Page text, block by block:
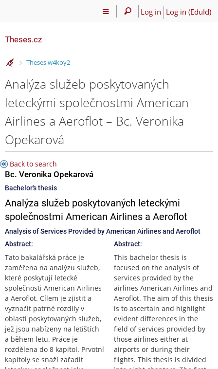
Log in Log in (EduId)
Theses.cz
>
Theses w4koy2
Analýza služeb poskytovaných
leteckými společnostmi American
Airlines a Aeroflot – Bc. Veronika
Opekarová
Back to search
Bc. Veronika Opekarová
Bachelor's thesis
Analýza služeb poskytovaných leteckými
společnostmi American Airlines a Aeroflot
Analysis of Services Provided by American Airlines and Aeroflot
Abstract:
Tato bakalářská práce je
zaměřena na analýzu služeb,
které poskytují letecké
společnosti American Airlines
a Aeroflot. Cílem je zjistit a
vyznačit patrné rozdíly v
oblasti poskytovaných služeb,
jež jsou nabízeny na letištích
a během letu. Práce je
rozdělena do 8 kapitol. Prvotní
kapitoly se snaží zařadit
Abstract:
This bachelor thesis is
focused on the analysis of
services provided by the
airlines American Airlines and
Aeroflot. The aim of this thesis
is to ascertain and highlight
evident differences in the
field of services provided by
those airlines either at
airports or during their
flights. This thesis is divided